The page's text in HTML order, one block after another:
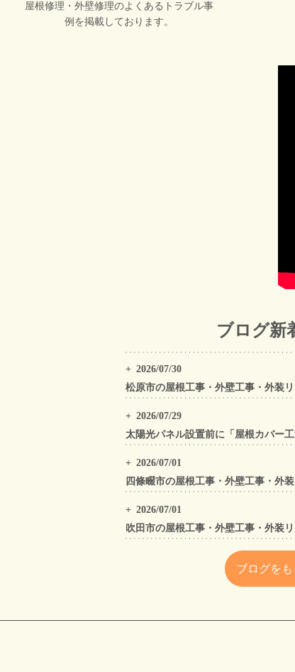
屋根修理・外壁修理のよくあるトラブル事
例を掲載しております。
ブログ新
2026/07/30
2026/07/29
2026/07/01
2026/07/01
ブログをも